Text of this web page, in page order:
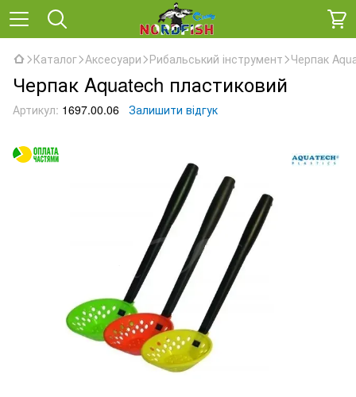
Каталог Аксесуари Рибальський інструмент Черпак
Черпак Aquatech пластиковий
Артикул: 1697.00.06 Залишити відгук